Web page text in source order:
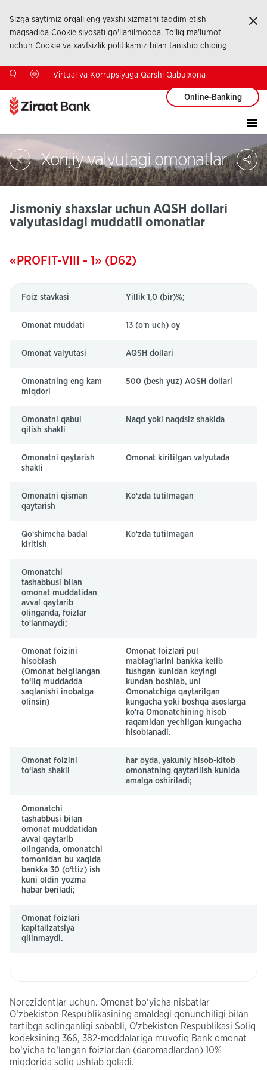
Sizga saytimiz orqali eng yaxshi xizmatni taqdim etish
maqsadida Cookie siyosati qo'llanilmoqda. To'liq ma'lumot
uchun Cookie va xavfsizlik politikamiz bilan tanishib chiqing
Virtual va Korrupsiyaga Qarshi Qabulxona
Online-Banking
Xorijiy valyutagi omonatlar
Jismoniy shaxslar uchun AQSH dollari
valyutasidagi muddatli omonatlar
«PROFIT-VIII - 1» (D62)
Foiz stavkasi Yillik 1,0 (bir)%;
Omonat muddati 13 (o‘n uch) oy
Omonat valyutasi AQSH dollari
Omonatning eng kam
miqdori
500 (besh yuz) AQSH dollari
Omonatni qabul
qilish shakli
Naqd yoki naqdsiz shaklda
Omonatni qaytarish
shakli
Omonat kiritilgan valyutada
Omonatni qisman
qaytarish
Ko‘zda tutilmagan
Qo‘shimcha badal
kiritish
Ko‘zda tutilmagan
Omonatchi
tashabbusi bilan
omonat muddatidan
avval qaytarib
olinganda, foizlar
to‘lanmaydi;
Omonat foizini
hisoblash
(Omonat belgilangan
to‘liq muddadda
saqlanishi inobatga
olinsin)
Omonat foizlari pul
mablag‘larini bankka kelib
tushgan kunidan keyingi
kundan boshlab, uni
Omonatchiga qaytarilgan
kungacha yoki boshqa asoslarga
ko‘ra Omonatchining hisob
raqamidan yechilgan kungacha
hisoblanadi.
Omonat foizini
to‘lash shakli
har oyda, yakuniy hisob-kitob
omonatning qaytarilish kunida
amalga oshiriladi;
Omonatchi
tashabbusi bilan
omonat muddatidan
avval qaytarib
olinganda, omonatchi
tomonidan bu xaqida
bankka 30 (o‘ttiz) ish
kuni oldin yozma
habar beriladi;
Omonat foizlari
kapitalizatsiya
qilinmaydi.
Norezidentlar uchun. Omonat bo‘yicha nisbatlar
O‘zbekiston Respublikasining amaldagi qonunchiligi bilan
tartibga solinganligi sababli, O'zbekiston Respublikasi Soliq
kodeksining 366, 382-moddalariga muvofiq Bank omonat
bo‘yicha to‘langan foizlardan (daromadlardan) 10%
miqdorida soliq ushlab qoladi.